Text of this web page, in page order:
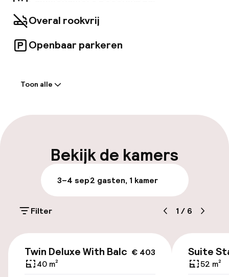
Overal rookvrij
Openbaar parkeren
Express check-in mogelijk
Vroeg inchecken mogelijk
Vroeg uitchecken mogelijk
Meertalige medewerkers
Toon alle
Bekijk de kamers
3–4 sep2 gasten, 1 kamer
Filter 1 / 6
€ 403
Twin Deluxe With Balcony
40 m²
Suite
52 m²